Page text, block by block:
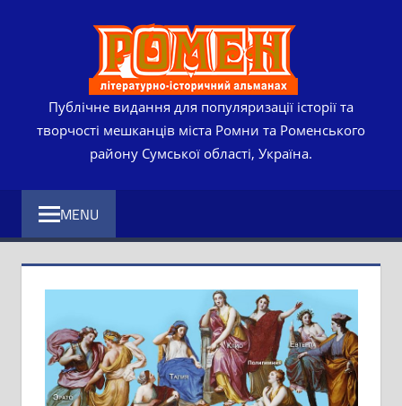
Публічне видання для популяризації історії та
творчості мешканців міста Ромни та Роменського
району Сумської області, Україна.
MENU